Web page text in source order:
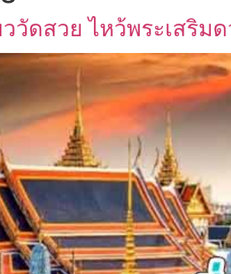
ววัดสวย ไหว้พระเสริม